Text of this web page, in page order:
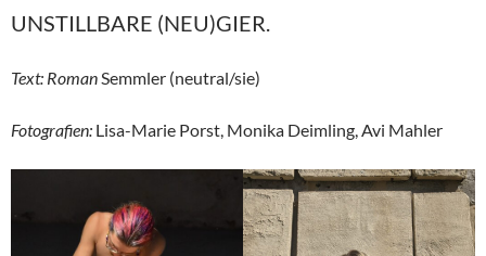
UNSTILLBARE (NEU)GIER.
Text: RomanSemmler (neutral/sie)
Fotografien: Lisa-Marie Porst, Monika Deimling, Avi Mahler